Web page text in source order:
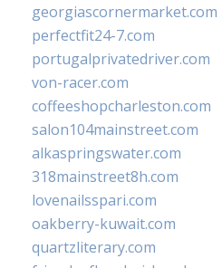
georgiascornermarket.com
perfectfit24-7.com
portugalprivatedriver.com
von-racer.com
coffeeshopcharleston.com
salon104mainstreet.com
alkaspringswater.com
318mainstreet8h.com
lovenailsspari.com
oakberry-kuwait.com
quartzliterary.com